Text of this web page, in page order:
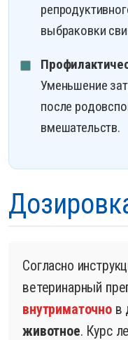
выбраковки
Уменьшение
после
вмешательств.
Согласно
ветеринарный
внутриматочнов
животное. Курс